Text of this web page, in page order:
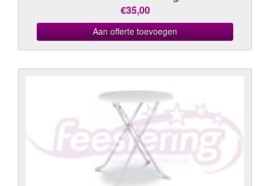
€35,00
Aan offerte toevoegen